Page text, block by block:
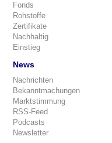
Fonds
Rohstoffe
Zertifikate
Nachhaltig
Einstieg
News
Nachrichten
Bekanntmachungen
Marktstimmung
RSS-Feed
Podcasts
Newsletter